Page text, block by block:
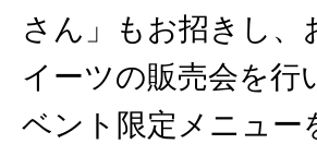
さん」もお招きし、
イーツの販売会を行
ベント限定メニュー